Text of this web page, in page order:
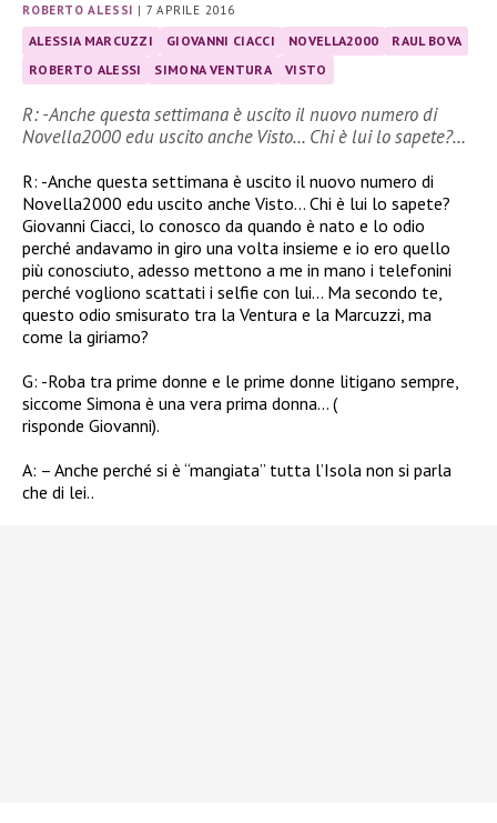
ROBERTO ALESSI | 7 APRILE 2016
ALESSIA MARCUZZI GIOVANNI CIACCI NOVELLA2000
RAUL BOVA
ROBERTO ALESSI
SIMONA VENTURA VISTO
R: -Anche questa settimana è uscito il nuovo numero di
Novella2000 edu uscito anche Visto… Chi è lui lo sapete?…
R: -Anche questa settimana è uscito il nuovo numero di
Novella2000 edu uscito anche Visto… Chi è lui lo sapete?
Giovanni Ciacci, lo conosco da quando è nato e lo odio
perché andavamo in giro una volta insieme e io ero quello
più conosciuto, adesso mettono a me in mano i telefonini
perché vogliono scattati i selfie con lui… Ma secondo te,
questo odio smisurato tra la Ventura e la Marcuzzi, ma
come la giriamo?
G: -Roba tra prime donne e le prime donne litigano sempre,
siccome Simona è una vera prima donna… (
risponde Giovanni).
A: – Anche perché si è “mangiata” tutta l’Isola non si parla
che di lei..